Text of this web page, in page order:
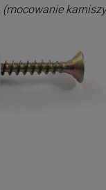
(mocowanie